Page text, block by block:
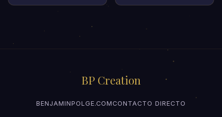
BP Creation
BENJAMINPOLGE.COM CONTACTO DIRECTO